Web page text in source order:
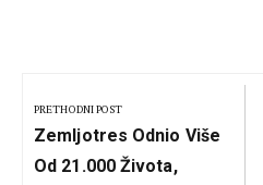
članka
PRETHODNI POST
Previous
Post:
Zemljotres Odnio Više
Od 21.000 Života,